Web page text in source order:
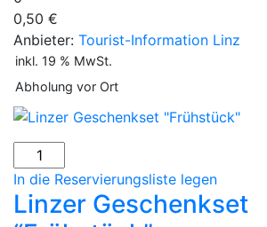
0,50 €
Anbieter: Tourist-Information Linz
inkl. 19 % MwSt.
Abholung vor Ort
Linzer
Geschenkset
"Frühstück"
Menge
In die Reservierungsliste legen
Linzer Geschenkset